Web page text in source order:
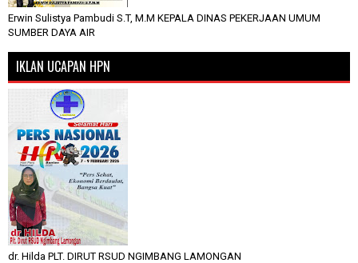
Erwin Sulistya Pambudi S.T, M.M KEPALA DINAS PEKERJAAN UMUM
SUMBER DAYA AIR
IKLAN UCAPAN HPN
dr. Hilda PLT. DIRUT RSUD NGIMBANG LAMONGAN